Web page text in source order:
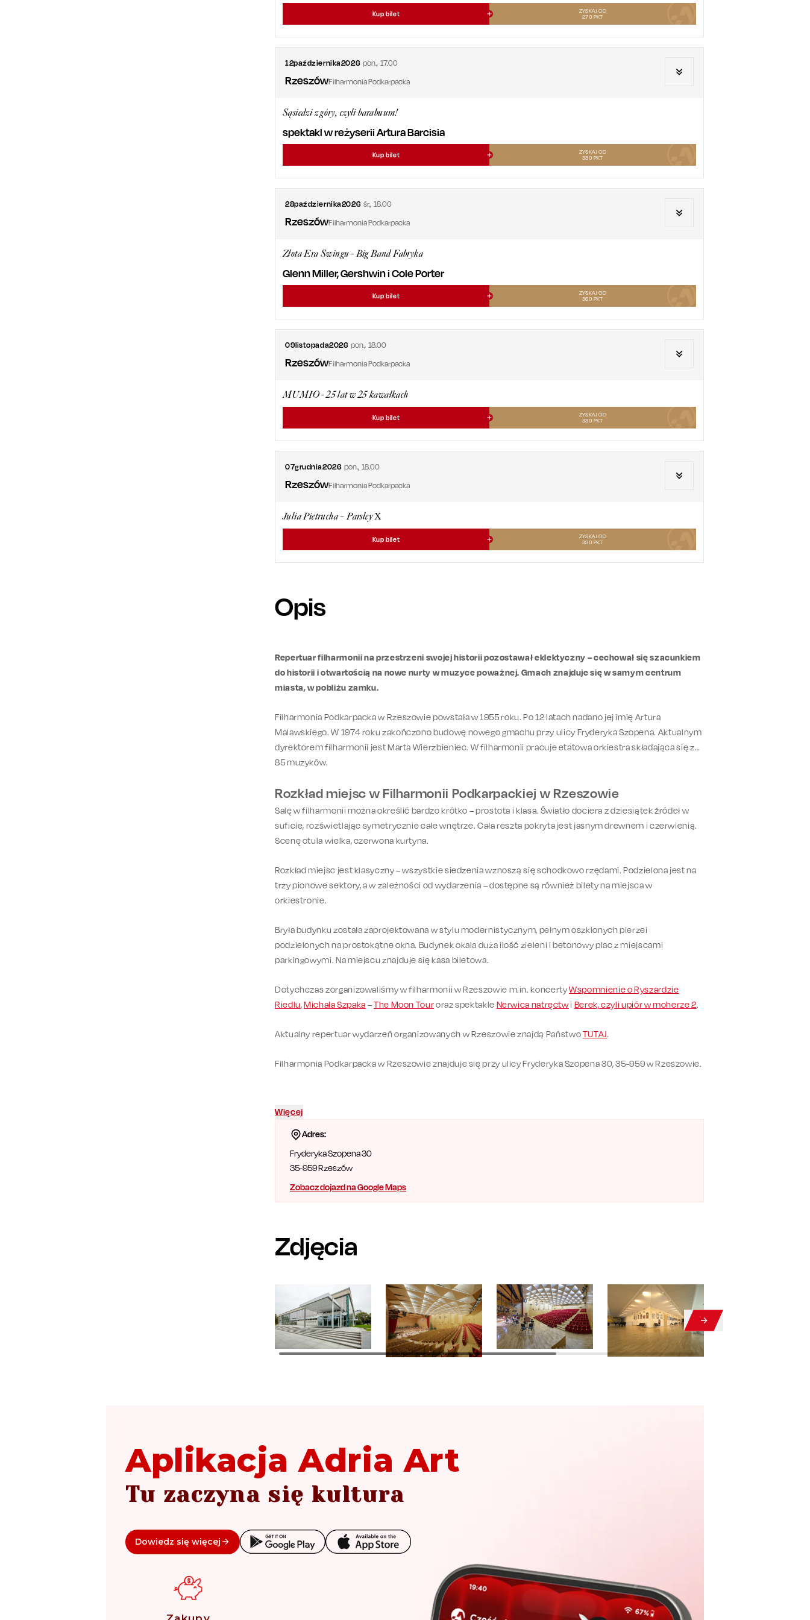
Kup bilet
ZYSKAJ OD
270 PKT
12października2026 pon.,17.00
RzeszówFilharmonia Podkarpacka
Sąsiedzi z góry, czyli barabuum!
spektakl w reżyserii Artura Barcisia
Kup bilet
ZYSKAJ OD
330 PKT
28października2026 śr.,18.00
RzeszówFilharmonia Podkarpacka
Złota Era Swingu - Big Band Fabryka
Glenn Miller, Gershwin i Cole Porter
Kup bilet
ZYSKAJ OD
360 PKT
09listopada2026 pon.,18.00
RzeszówFilharmonia Podkarpacka
MUMIO - 25 lat w 25 kawałkach
Kup bilet
ZYSKAJ OD
330 PKT
07grudnia2026 pon.,18.00
RzeszówFilharmonia Podkarpacka
Julia Pietrucha – Parsley X
Kup bilet
ZYSKAJ OD
330 PKT
Opis
Adres:
Fryderyka Szopena 30
35-959Rzeszów
Zobacz dojazd na Google Maps
Repertuar filharmonii na przestrzeni swojej historii pozostawał eklektyczny – cechował się szacunkiem
do historii i otwartością na nowe nurty w muzyce poważnej. Gmach znajduje się w samym centrum
miasta, w pobliżu zamku.
Filharmonia Podkarpacka w Rzeszowie powstała w 1955 roku. Po 12 latach nadano jej imię Artura
Malawskiego. W 1974 roku zakończono budowę nowego gmachu przy ulicy Fryderyka Szopena. Aktualnym
dyrektorem filharmonii jest Marta Wierzbieniec. W filharmonii pracuje etatowa orkiestra składająca się z
85 muzyków.
Rozkład miejsc w Filharmonii Podkarpackiej w Rzeszowie
Salę w filharmonii można określić bardzo krótko – prostota i klasa. Światło dociera z dziesiątek źródeł w
suficie, rozświetlając symetrycznie całe wnętrze. Cała reszta pokryta jest jasnym drewnem i czerwienią.
Scenę otula wielka, czerwona kurtyna.
Rozkład miejsc jest klasyczny – wszystkie siedzenia wznoszą się schodkowo rzędami. Podzielona jest na
trzy pionowe sektory, a w zależności od wydarzenia – dostępne są również bilety na miejsca w
orkiestronie.
Bryła budynku została zaprojektowana w stylu modernistycznym, pełnym oszklonych pierzei
podzielonych na prostokątne okna. Budynek okala duża ilość zieleni i betonowy plac z miejscami
parkingowymi. Na miejscu znajduje się kasa biletowa.
Dotychczas zorganizowaliśmy w filharmonii w Rzeszowie m.in. koncertyWspomnienie o Ryszardzie
Riedlu,Michała Szpaka –The Moon Touroraz spektakle Nerwica natręctwi Berek, czyli upiór w moherze 2.
Aktualny repertuar wydarzeń organizowanych w Rzeszowie znajdą PaństwoTUTAJ.
Filharmonia Podkarpacka w Rzeszowie znajduje się przy ulicy Fryderyka Szopena 30, 35-959 w Rzeszowie.
Więcej
Zdjęcia
Aplikacja Adria Art
Tu zaczyna się kultura
Dowiedz się więcej